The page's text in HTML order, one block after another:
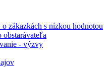
o zákazkách s nízkou hodnotou
obstarávateľa
- výzvy